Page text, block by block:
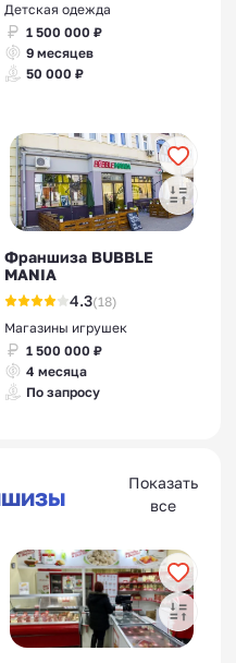
Детская одежда
1 500 000 ₽
9 месяцев
50 000 ₽
Франшиза BUBBLE
MANIA
4.3(18)
Магазины игрушек
1 500 000 ₽
4 месяца
По запросу
Показать
все